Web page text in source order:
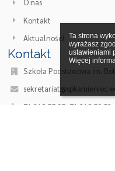
Ta strona
wyrażasz
ustawieniami
Więcej
O nas
Kontakt
Aktualności
Kontakt
Szkoła Podstawowa im.
71 318 55 95, 71 318 50 52